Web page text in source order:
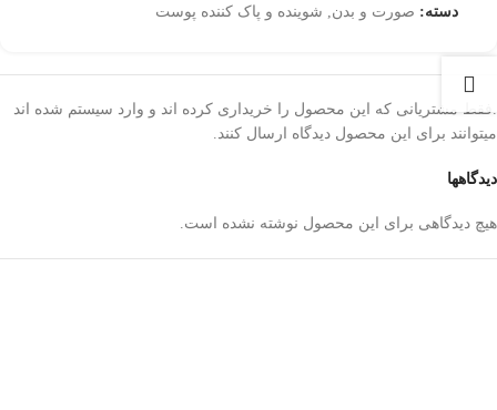
دسته: صورت و بدن, شوینده و پاک کننده پوست
دیدگاهها
هیچ دیدگاهی برای این محصول نوشته نشده است.
.فقط مشتریانی که این محصول را خریداری کرده اند و وارد سیستم شده اند
میتوانند برای این محصول دیدگاه ارسال کنند.